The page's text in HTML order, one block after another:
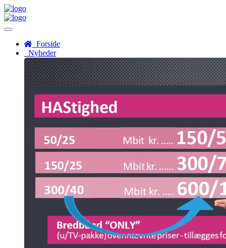
Menu
Forside
Nyheder